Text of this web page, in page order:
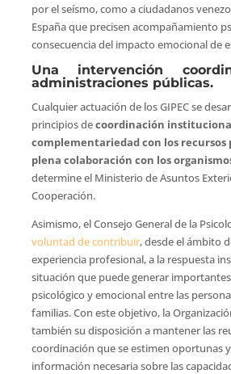
por el seísmo, como a ciudadanos
España que precisen acompañamiento
consecuencia del impacto emocional de
Una intervención
administraciones públicas.
Cualquier actuación de los GIPEC se
principios decoordinación
complementariedad con los recursos
plena colaboración con los
determine el Ministerio de Asuntos
Cooperación.
Asimismo, el Consejo General de la
voluntad de contribuir, desde el ámbito
experiencia profesional, a la respuesta
situación que puede generar
psicológico y emocional entre las
familias. Con este objetivo, la
también su disposición a mantener las
coordinación que se estimen oportunas
información necesaria sobre las